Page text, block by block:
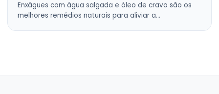
Enxágues com água salgada e óleo de cravo são os
melhores remédios naturais para aliviar a…